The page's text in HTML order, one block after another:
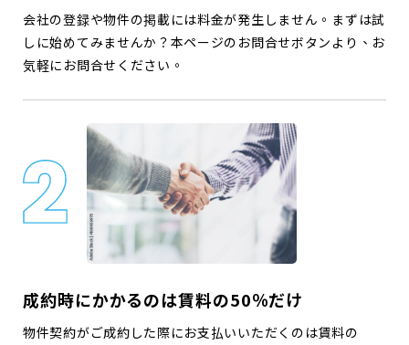
会社の登録や物件の掲載には料金が発生しません。まずは試
しに始めてみませんか？本ページのお問合せボタンより、お
気軽にお問合せください。
成約時にかかるのは賃料の50％だけ
物件契約がご成約した際にお支払いいただくのは賃料の